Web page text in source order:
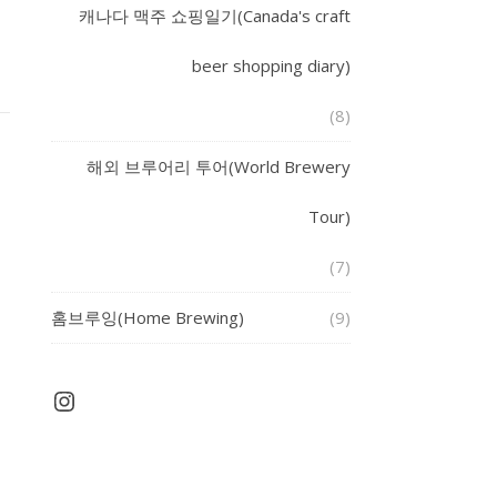
캐나다 맥주 쇼핑일기(Canada's craft
beer shopping diary)
(8)
해외 브루어리 투어(World Brewery
Tour)
(7)
홈브루잉(Home Brewing) (9)
Instagram